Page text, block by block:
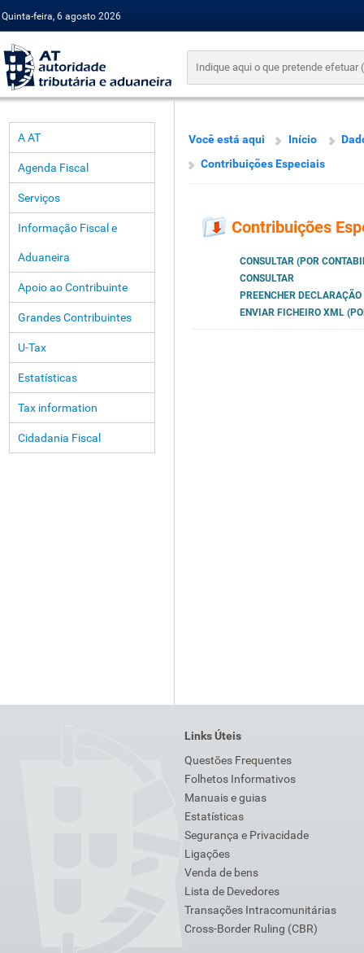
Quinta-feira, 6 agosto 2026
A AT
Agenda Fiscal
Serviços
Informação Fiscal e
Aduaneira
Apoio ao Contribuinte
Grandes Contribuintes
U-Tax
Estatísticas
Tax information
Cidadania Fiscal
Você está aqui Início
Contribuições Especiais
Contribuições
CONSULTAR (POR
CONSULTAR
PREENCHER
ENVIAR FICHEIRO XML
Links Úteis
Questões Frequentes
Folhetos Informativos
Manuais e guias
Estatísticas
Segurança e Privacidade
Ligações
Venda de bens
Lista de Devedores
Transações Intracomunitárias
Cross-Border Ruling (CBR)